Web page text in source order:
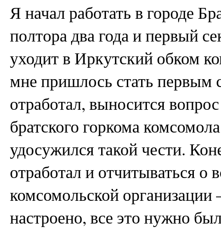
Я начал работать в городе
полтора два года и первый
уходит в Иркутский обком
мне пришлось стать первым
отработал, выносится
братского горкома
удосужился такой чести.
отработал и отчитываться о
комсомольской
настроено, все это нужно